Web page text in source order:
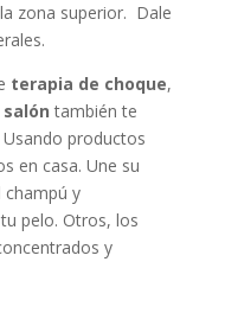
zona superior. Dale
terapia de choque,
salón también te
Usando productos
en casa. Une su
champú y
pelo. Otros, los
y